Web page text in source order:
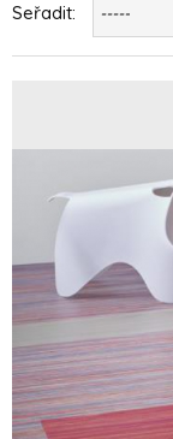
Seřadit: -----